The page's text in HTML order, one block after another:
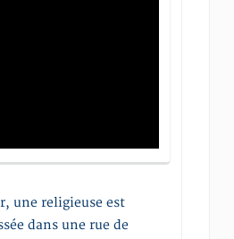
une religieuse est
dans une rue de